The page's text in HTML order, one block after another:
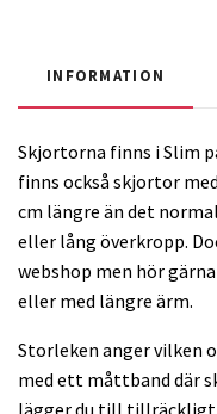
INFORMATION
Skjortorna finns i Slim
finns också skjortor
cm längre än det
eller lång överkropp.
webshop men hör
eller med längre ärm.
Storleken anger vilken
med ett måttband där